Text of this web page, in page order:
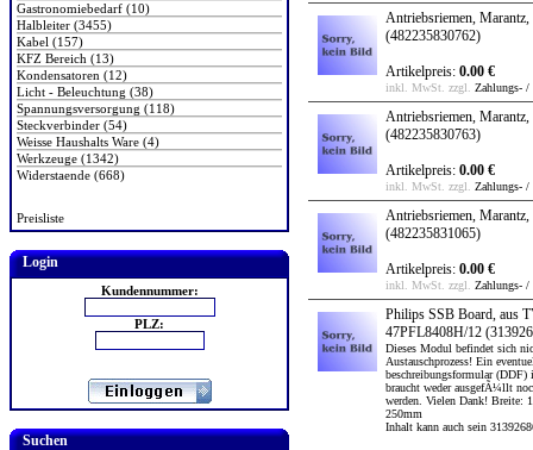
Gastronomiebedarf (10)
Halbleiter (3455)
Kabel (157)
KFZ Bereich (13)
Kondensatoren (12)
Licht - Beleuchtung (38)
Spannungsversorgung (118)
Steckverbinder (54)
Weisse Haushalts Ware (4)
Werkzeuge (1342)
Widerstaende (668)
Preisliste
Login
Kundennummer:
PLZ:
Suchen
Antriebsriemen,
(482235830762)
Artikelpreis: 0.00 €
inkl. MwSt. zzgl. Zahlungs- /
Antriebsriemen,
(482235830763)
Artikelpreis: 0.00 €
inkl. MwSt. zzgl. Zahlungs- /
Antriebsriemen,
(482235831065)
Artikelpreis: 0.00 €
inkl. MwSt. zzgl. Zahlungs- /
Philips SSB Board, aus
47PFL8408H/12
Dieses Modul befindet sich
Austauschprozess! Ein
beschreibungsformular (DDF)
braucht weder ausgefÃ¼llt
werden. Vielen Dank! Breite:
250mm
Inhalt kann auch sein